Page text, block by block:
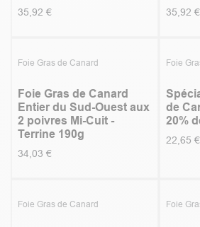
35,92 € 35,92 €
Foie Gras de Canard
Foie Gras de Canard
Entier du Sud-Ouest aux
2 poivres Mi-Cuit -
Terrine 190g
34,03 €
Foie
de
20%
22,65 €
Foie Gras de Canard Foie